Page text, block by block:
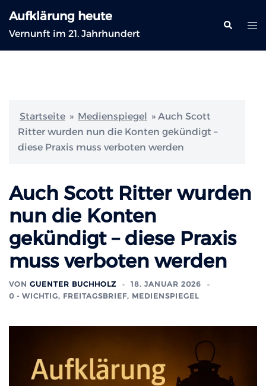
Inhalt
springen
Aufklärung heute
Vernunft im 21. Jahrhundert
Suche
Startseite » Medienspiegel » Auch Scott
Ritter wurden nun die Konten gekündigt –
diese Praxis muss verboten werden
Auch Scott Ritter wurden
nun die Konten
gekündigt – diese Praxis
muss verboten werden
VON GUENTER BUCHHOLZ
18. JANUAR 2026
0 - WICHTIG, FREITAGSBRIEF, MEDIENSPIEGEL